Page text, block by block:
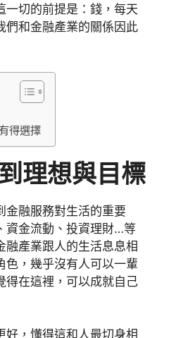
一切的前提是：錢，每天
們和金融產業的關係因此
得選擇
理想與目標
金融服務對生活的重要
資金流動、投資理財…等
融產業跟人的生活息息相
色，幾乎沒有人可以一輩
得在這裡，可以成就自己
好，懂得這和人最切身相